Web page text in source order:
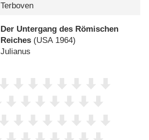
Terboven
Der Untergang des Römischen
Reiches (USA1964)
Julianus